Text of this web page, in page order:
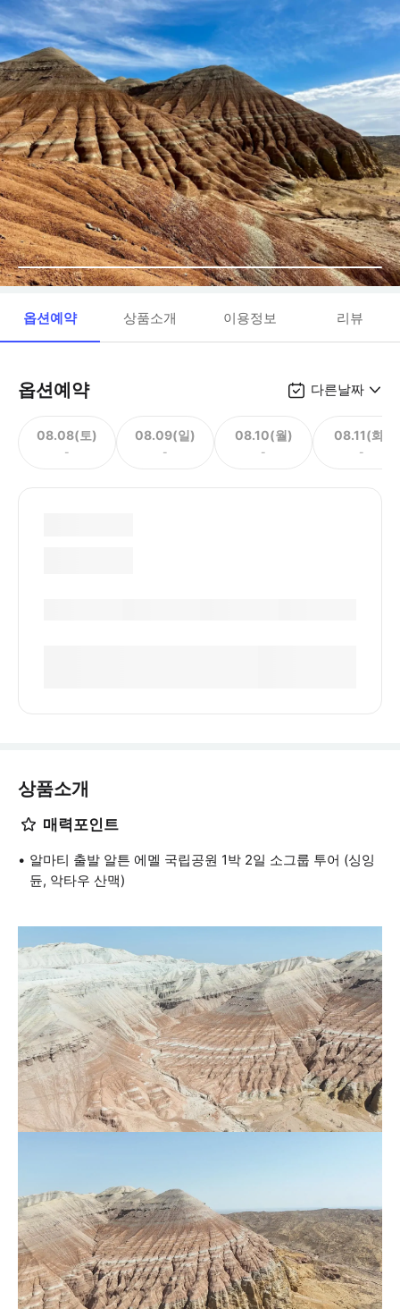
옵션예약 상품소개 이용정보 리뷰
옵션예약 다른날짜
08.08(토)
-
08.09(일)
-
08.10(월)
-
08.11(화)
-
상품소개
매력포인트
알마티 출발 알튼 에멜 국립공원 1박 2일 소그룹 투어 (싱잉
듄, 악타우 산맥)